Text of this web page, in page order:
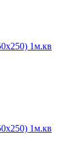
1м.кв
1м.кв